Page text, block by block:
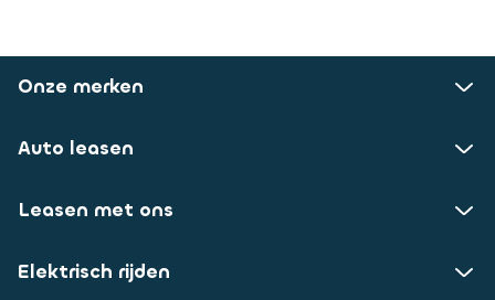
Onze merken
Auto leasen
Leasen met ons
Elektrisch rijden